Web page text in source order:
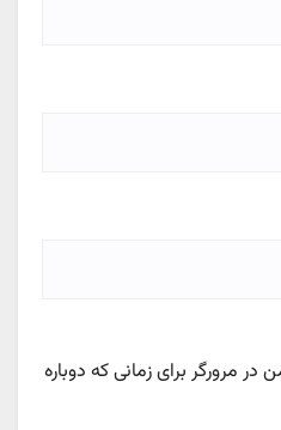
مرورگر برای زمانی که دوباره